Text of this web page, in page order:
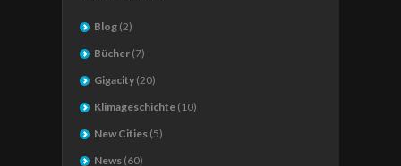
Blog (2)
Bücher (7)
Gigacity (20)
Klimageschichte (10)
New Cities (5)
News (60)